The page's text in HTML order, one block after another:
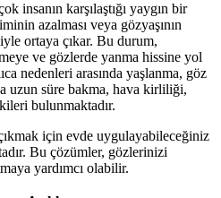
insanın karşılaştığı yaygın bir
azalması veya gözyaşının
ortaya çıkar. Bu durum,
ve gözlerde yanma hissine yol
nedenleri arasında yaşlanma, göz
uzun süre bakma, hava kirliliği,
bulunmaktadır.
için evde uygulayabileceğiniz
Bu çözümler, gözlerinizi
yardımcı olabilir.